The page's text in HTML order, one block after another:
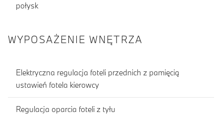
połysk
WYPOSAŻENIE WNĘTRZA
Elektryczna regulacja foteli przednich z pamięcią
ustawień fotela kierowcy
Regulacja oparcia foteli z tyłu